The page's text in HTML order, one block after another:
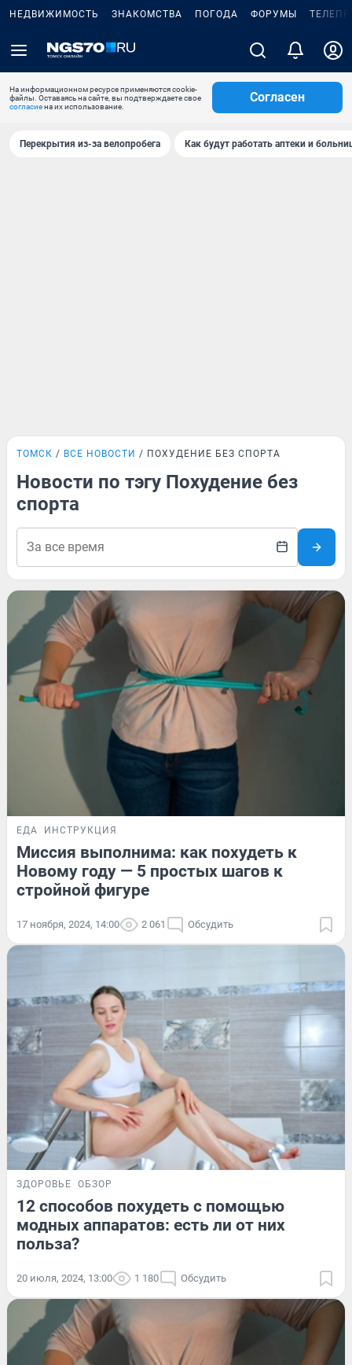
НЕДВИЖИМОСТЬ ЗНАКОМСТВА ПОГОДА ФОРУМЫ
На информационном ресурсе применяются cookie-
файлы. Оставаясь на сайте, вы подтверждаете свое
согласиена их использование.
Согласен
Перекрытия из-за велопробега Как будут работать аптеки и
ТОМСК ВСЕ НОВОСТИ ПОХУДЕНИЕ БЕЗ СПОРТА
Новости по тэгу Похудение без
спорта
ЕДА ИНСТРУКЦИЯ
Миссия выполнима: как похудеть к
Новому году — 5 простых шагов к
стройной фигуре
17 ноября, 2024, 14:00 2 061 Обсудить
ЗДОРОВЬЕ ОБЗОР
12 способов похудеть с помощью
модных аппаратов: есть ли от них
польза?
20 июля, 2024, 13:00 1 180 Обсудить